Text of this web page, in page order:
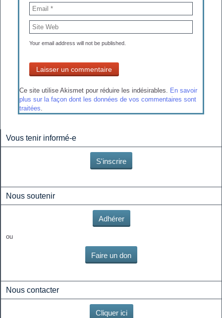
Your email address will not be published.
Ce site utilise Akismet pour réduire les indésirables. En savoir
plus sur la façon dont les données de vos commentaires sont
traitées.
Vous tenir informé-e
S'inscrire
Nous soutenir
Adhérer
ou
Faire un don
Nous contacter
Cliquer ici